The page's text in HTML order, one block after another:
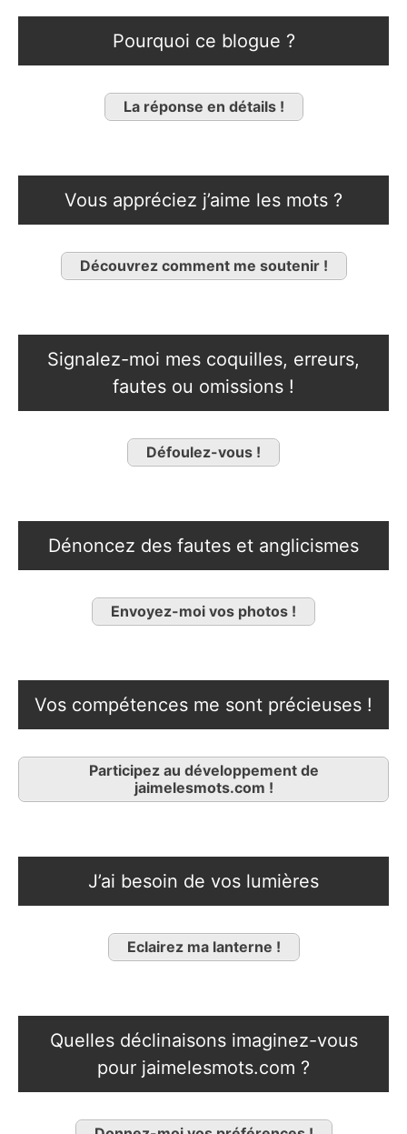
Pourquoi ce blogue ?
La réponse en détails !
Vous appréciez j’aime les mots ?
Découvrez comment me soutenir !
Signalez-moi mes coquilles, erreurs,
fautes ou omissions !
Défoulez-vous !
Dénoncez des fautes et anglicismes
Envoyez-moi vos photos !
Vos compétences me sont précieuses !
Participez au développement de
jaimelesmots.com !
J’ai besoin de vos lumières
Eclairez ma lanterne !
Quelles déclinaisons imaginez-vous
pour jaimelesmots.com ?